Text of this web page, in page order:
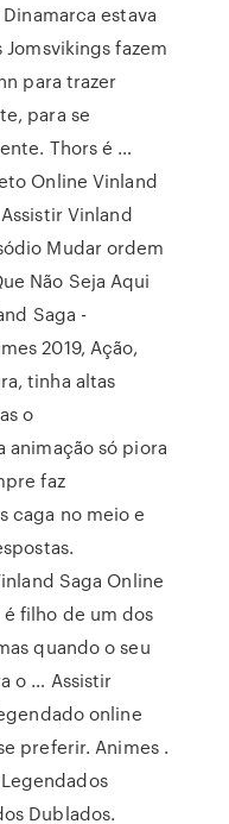
estava
fazem
para trazer
para se
Thors é …
Online Vinland
Vinland
Mudar ordem
Não Seja Aqui
Saga -
2019, Ação,
tinha altas
o
animação só piora
faz
caga no meio e
Saga Online
filho de um dos
quando o seu
o … Assistir
online
preferir. Animes .
Dublados.